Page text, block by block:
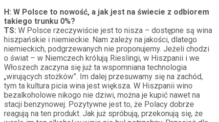
H: W Polsce to nowość, a jak jest na świecie z odbiorem
takiego trunku 0%?
TS: W Polsce rzeczywiście jest to nisza – dostępne są wina
hiszpańskie i niemieckie. Nam zależy na jakości, dlatego
niemieckich, podgrzewanych nie proponujemy. Jeżeli chodzi
o świat – w Niemczech królują Rieslingi, w Hiszpanii i we
Włoszech zaczyna się już ta wspomniana technologia
„wirujących stożków”. Im dalej przesuwamy się na zachód,
tym ta kultura picia wina jest większa. W Hiszpanii wino
bezalkoholowe nikogo nie dziwi, można je kupić nawet na
stacji benzynowej. Pozytywne jest to, że Polacy dobrze
reagują na ten produkt. Jak już spróbują, przekonują się, że